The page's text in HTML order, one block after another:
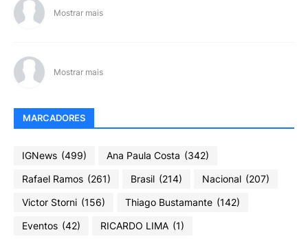
Mostrar mais
Mostrar mais
MARCADORES
IGNews (499) Ana Paula Costa (342)
Rafael Ramos (261) Brasil (214) Nacional (207)
Victor Storni (156) Thiago Bustamante (142)
Eventos (42) RICARDO LIMA (1)